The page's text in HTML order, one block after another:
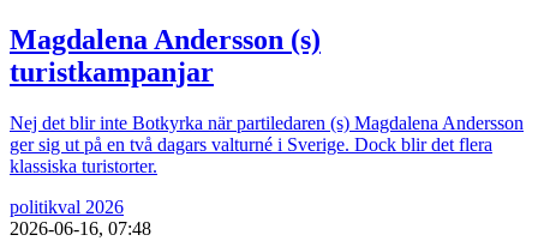
Magdalena Andersson (s)
turistkampanjar
Nej det blir inte Botkyrka när partiledaren (s) Magdalena Andersson
ger sig ut på en två dagars valturné i Sverige. Dock blir det flera
klassiska turistorter.
politikval 2026
2026-06-16, 07:48